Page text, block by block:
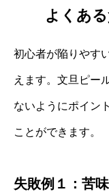
よくあ
初心者が陥りやす
えます。文旦ピー
ないようにポイン
ことができます。
失敗例１：苦